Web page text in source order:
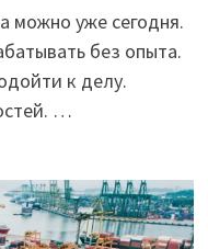
можно уже сегодня.
без опыта.
к делу.
…